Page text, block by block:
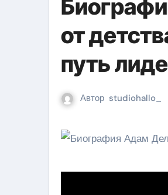
от
путь
Автор studiohallo_